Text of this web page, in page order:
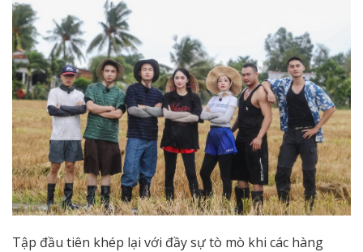
Tập đầu tiên khép lại với đầy sự tò mò khi các hàng